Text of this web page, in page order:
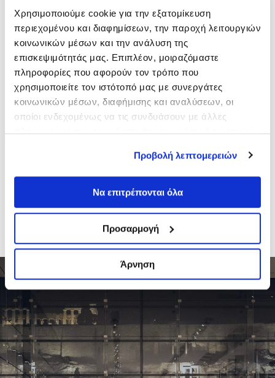
Χρησιμοποιούμε cookie για την εξατομίκευση
περιεχομένου και διαφημίσεων, την παροχή λειτουργιών
κοινωνικών μέσων και την ανάλυση της
επισκεψιμότητάς μας. Επιπλέον, μοιραζόμαστε
πληροφορίες που αφορούν τον τρόπο που
χρησιμοποιείτε τον ιστότοπό μας με συνεργάτες
κοινωνικών μέσων, διαφήμισης και αναλύσεων, οι
οποίοι ενδεχομένως να τις συνδυάσουν με άλλες
πληροφορίες που τους έχετε παραχωρήσει ή τις οποίες
Προβολή λεπτομερειών
Να επιτρέπονται όλα
Προσαρμογή
Άρνηση
Κατεβάστε το ενημερωτικό φυλλάδιο για τις
ελεγκτικές υπηρεσίες μας